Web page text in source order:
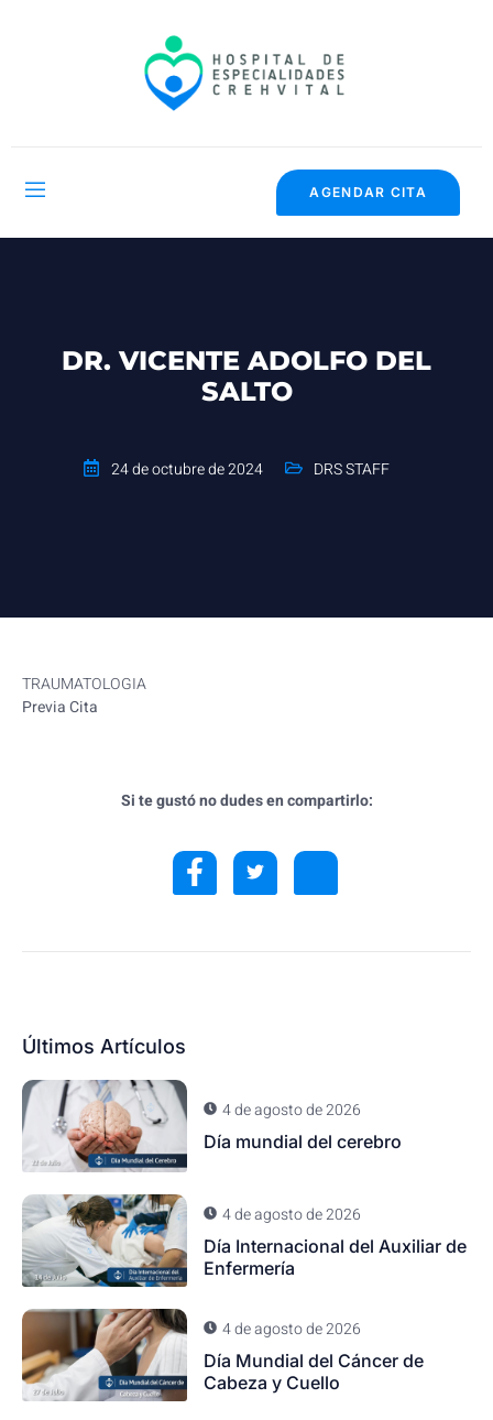
AGENDAR CITA
DR. VICENTE ADOLFO DEL
SALTO
24 de octubre de 2024 DRS STAFF
TRAUMATOLOGIA
Previa Cita
Si te gustó no dudes en compartirlo:
Últimos Artículos
4 de agosto de 2026
Día mundial del cerebro
4 de agosto de 2026
Día Internacional del Auxiliar de
Enfermería
4 de agosto de 2026
Día Mundial del Cáncer de
Cabeza y Cuello